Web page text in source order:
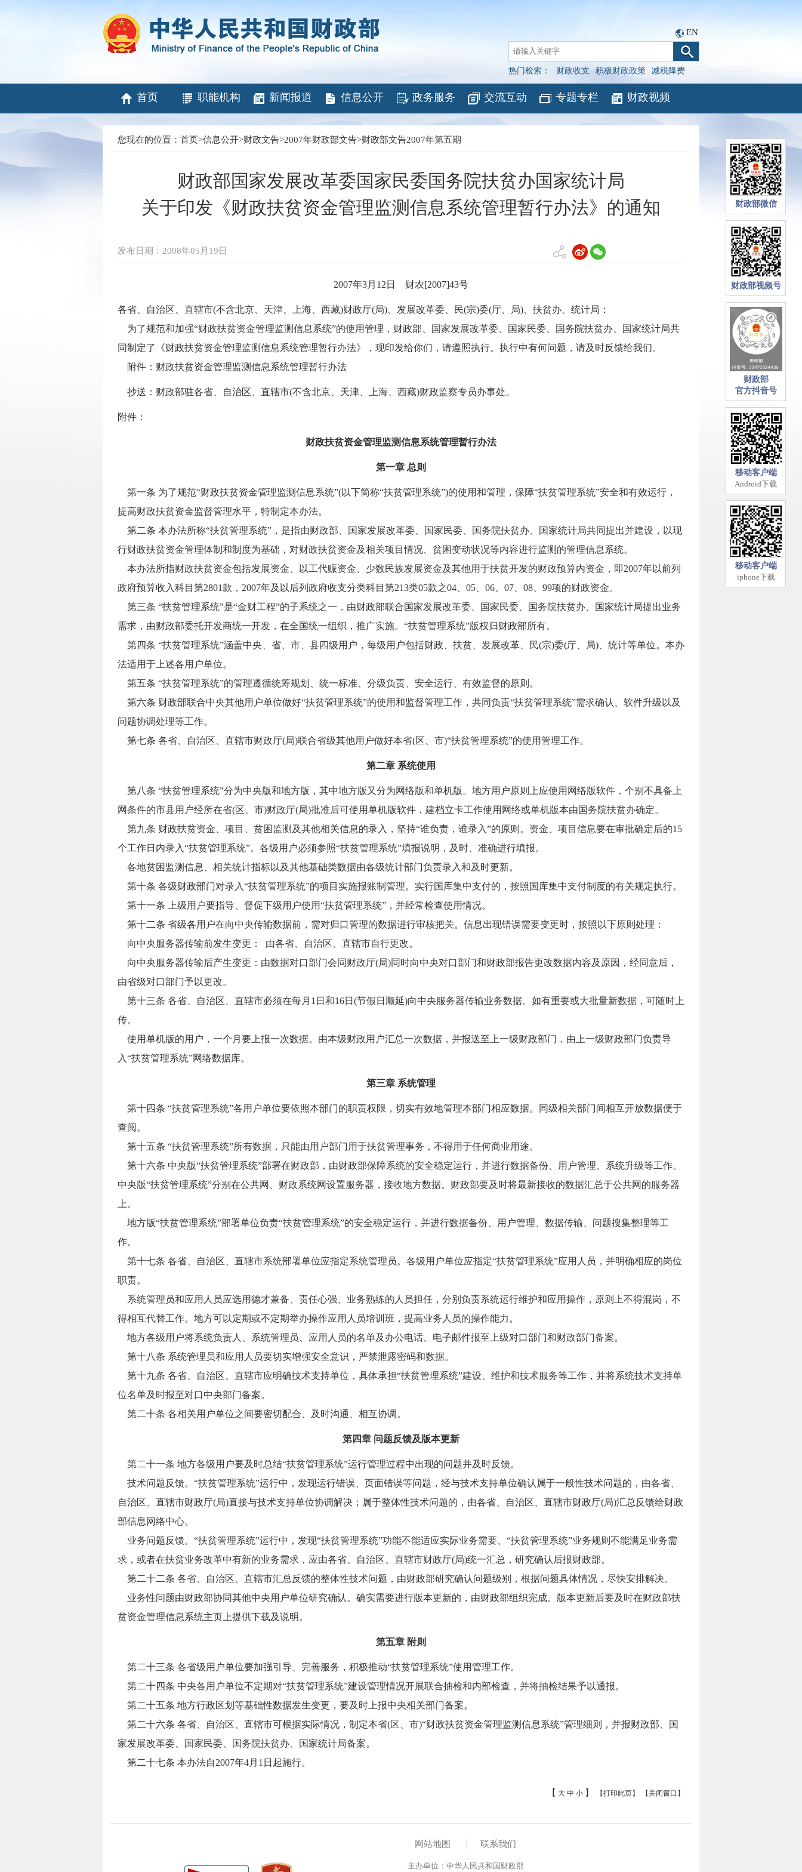
EN
热门检索： 财政收支 积极财政政策 减税降费
首页 职能机构 新闻报道 信息公开 政务服务 交流互动 专题专栏 财政视频
您现在的位置： 首页>信息公开>财政文告>2007年财政部文告>财政部文告2007年第五期
财政部国家发展改革委国家民委国务院扶贫办国家统计局
关于印发《财政扶贫资金管理监测信息系统管理暂行办法》的通知
发布日期：2008年05月19日
2007年3月12日 财农[2007]43号
各省、自治区、直辖市(不含北京、天津、上海、西藏)财政厅(局)、发展改革委、民(宗)委(厅、局)、扶贫办、统计局：
为了规范和加强“财政扶贫资金管理监测信息系统”的使用管理，财政部、国家发展改革委、国家民委、国务院扶贫办、国家统计局共
同制定了《财政扶贫资金管理监测信息系统管理暂行办法》，现印发给你们，请遵照执行。执行中有何问题，请及时反馈给我们。
附件：财政扶贫资金管理监测信息系统管理暂行办法
抄送：财政部驻各省、自治区、直辖市(不含北京、天津、上海、西藏)财政监察专员办事处。
附件：
财政扶贫资金管理监测信息系统管理暂行办法
第一章 总则
第一条 为了规范“财政扶贫资金管理监测信息系统”(以下简称“扶贫管理系统”)的使用和管理，保障“扶贫管理系统”安全和有效运行，
提高财政扶贫资金监督管理水平，特制定本办法。
第二条 本办法所称“扶贫管理系统”，是指由财政部、国家发展改革委、国家民委、国务院扶贫办、国家统计局共同提出并建设，以现
行财政扶贫资金管理体制和制度为基础，对财政扶贫资金及相关项目情况、贫困变动状况等内容进行监测的管理信息系统。
本办法所指财政扶贫资金包括发展资金、以工代赈资金、少数民族发展资金及其他用于扶贫开发的财政预算内资金，即2007年以前列
政府预算收入科目第2801款，2007年及以后列政府收支分类科目第213类05款之04、05、06、07、08、99项的财政资金。
第三条 “扶贫管理系统”是“金财工程”的子系统之一，由财政部联合国家发展改革委、国家民委、国务院扶贫办、国家统计局提出业务
需求，由财政部委托开发商统一开发，在全国统一组织，推广实施。“扶贫管理系统”版权归财政部所有。
第四条 “扶贫管理系统”涵盖中央、省、市、县四级用户，每级用户包括财政、扶贫、发展改革、民(宗)委(厅、局)、统计等单位。本办
法适用于上述各用户单位。
第五条 “扶贫管理系统”的管理遵循统筹规划、统一标准、分级负责、安全运行、有效监督的原则。
第六条 财政部联合中央其他用户单位做好“扶贫管理系统”的使用和监督管理工作，共同负责“扶贫管理系统”需求确认、软件升级以及
问题协调处理等工作。
第七条 各省、自治区、直辖市财政厅(局)联合省级其他用户做好本省(区、市)“扶贫管理系统”的使用管理工作。
第二章 系统使用
第八条 “扶贫管理系统”分为中央版和地方版，其中地方版又分为网络版和单机版。地方用户原则上应使用网络版软件，个别不具备上
网条件的市县用户经所在省(区、市)财政厅(局)批准后可使用单机版软件，建档立卡工作使用网络或单机版本由国务院扶贫办确定。
第九条 财政扶贫资金、项目、贫困监测及其他相关信息的录入，坚持“谁负责，谁录入”的原则。资金、项目信息要在审批确定后的15
个工作日内录入“扶贫管理系统”。各级用户必须参照“扶贫管理系统”填报说明，及时、准确进行填报。
各地贫困监测信息、相关统计指标以及其他基础类数据由各级统计部门负责录入和及时更新。
第十条 各级财政部门对录入“扶贫管理系统”的项目实施报账制管理。实行国库集中支付的，按照国库集中支付制度的有关规定执行。
第十一条 上级用户要指导、督促下级用户使用“扶贫管理系统”，并经常检查使用情况。
第十二条 省级各用户在向中央传输数据前，需对归口管理的数据进行审核把关。信息出现错误需要变更时，按照以下原则处理：
向中央服务器传输前发生变更： 由各省、自治区、直辖市自行更改。
向中央服务器传输后产生变更：由数据对口部门会同财政厅(局)同时向中央对口部门和财政部报告更改数据内容及原因，经同意后，
由省级对口部门予以更改。
第十三条 各省、自治区、直辖市必须在每月1日和16日(节假日顺延)向中央服务器传输业务数据。如有重要或大批量新数据，可随时上
传。
使用单机版的用户，一个月要上报一次数据。由本级财政用户汇总一次数据，并报送至上一级财政部门，由上一级财政部门负责导
入“扶贫管理系统”网络数据库。
第三章 系统管理
第十四条 “扶贫管理系统”各用户单位要依照本部门的职责权限，切实有效地管理本部门相应数据。同级相关部门间相互开放数据便于
查阅。
第十五条 “扶贫管理系统”所有数据，只能由用户部门用于扶贫管理事务，不得用于任何商业用途。
第十六条 中央版“扶贫管理系统”部署在财政部，由财政部保障系统的安全稳定运行，并进行数据备份、用户管理、系统升级等工作。
中央版“扶贫管理系统”分别在公共网、财政系统网设置服务器，接收地方数据。财政部要及时将最新接收的数据汇总于公共网的服务器
上。
地方版“扶贫管理系统”部署单位负责“扶贫管理系统”的安全稳定运行，并进行数据备份、用户管理、数据传输、问题搜集整理等工
作。
第十七条 各省、自治区、直辖市系统部署单位应指定系统管理员。各级用户单位应指定“扶贫管理系统”应用人员，并明确相应的岗位
职责。
系统管理员和应用人员应选用德才兼备、责任心强、业务熟练的人员担任，分别负责系统运行维护和应用操作，原则上不得混岗，不
得相互代替工作。地方可以定期或不定期举办操作应用人员培训班，提高业务人员的操作能力。
地方各级用户将系统负责人、系统管理员、应用人员的名单及办公电话、电子邮件报至上级对口部门和财政部门备案。
第十八条 系统管理员和应用人员要切实增强安全意识，严禁泄露密码和数据。
第十九条 各省、自治区、直辖市应明确技术支持单位，具体承担“扶贫管理系统”建设、维护和技术服务等工作，并将系统技术支持单
位名单及时报至对口中央部门备案。
第二十条 各相关用户单位之间要密切配合、及时沟通、相互协调。
第四章 问题反馈及版本更新
第二十一条 地方各级用户要及时总结“扶贫管理系统”运行管理过程中出现的问题并及时反馈。
技术问题反馈。“扶贫管理系统”运行中，发现运行错误、页面错误等问题，经与技术支持单位确认属于一般性技术问题的，由各省、
自治区、直辖市财政厅(局)直接与技术支持单位协调解决；属于整体性技术问题的，由各省、自治区、直辖市财政厅(局)汇总反馈给财政
部信息网络中心。
业务问题反馈。“扶贫管理系统”运行中，发现“扶贫管理系统”功能不能适应实际业务需要、“扶贫管理系统”业务规则不能满足业务需
求，或者在扶贫业务改革中有新的业务需求，应由各省、自治区、直辖市财政厅(局)统一汇总，研究确认后报财政部。
第二十二条 各省、自治区、直辖市汇总反馈的整体性技术问题，由财政部研究确认问题级别，根据问题具体情况，尽快安排解决。
业务性问题由财政部协同其他中央用户单位研究确认。确实需要进行版本更新的，由财政部组织完成。版本更新后要及时在财政部扶
贫资金管理信息系统主页上提供下载及说明。
第五章 附则
第二十三条 各省级用户单位要加强引导、完善服务，积极推动“扶贫管理系统”使用管理工作。
第二十四条 中央各用户单位不定期对“扶贫管理系统”建设管理情况开展联合抽检和内部检查，并将抽检结果予以通报。
第二十五条 地方行政区划等基础性数据发生变更，要及时上报中央相关部门备案。
第二十六条 各省、自治区、直辖市可根据实际情况，制定本省(区、市)“财政扶贫资金管理监测信息系统”管理细则，并报财政部、国
家发展改革委、国家民委、国务院扶贫办、国家统计局备案。
第二十七条 本办法自2007年4月1日起施行。
【 大 中 小 】 【打印此页】 【关闭窗口】
网站地图 联系我们
主办单位：中华人民共和国财政部
财政部微信
财政部视频号
财政部
官方抖音号
移动客户端
Android下载
移动客户端
iphone下载